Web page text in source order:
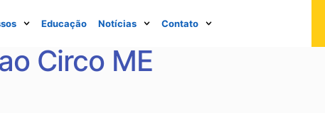
Educação Notícias Contato
Circo ME